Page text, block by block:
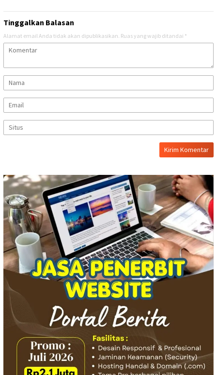
Tinggalkan Balasan
Alamat email Anda tidak akan dipublikasikan. Ruas yang wajib ditandai *